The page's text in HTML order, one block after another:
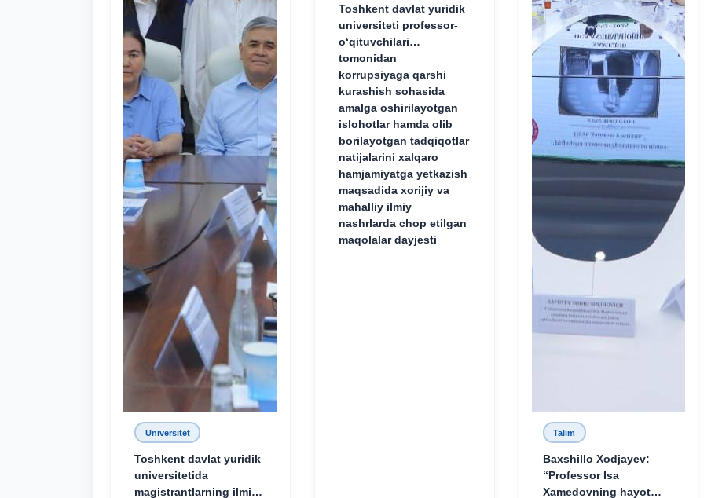
Universitet
Toshkent davlat yuridik
universitetida
magistrantlarning ilmiy-
Toshkent davlat yuridik
universiteti professor-
o‘qituvchilari
tomonidan
korrupsiyaga qarshi
kurashish sohasida
amalga oshirilayotgan
islohotlar hamda olib
borilayotgan tadqiqotlar
natijalarini xalqaro
hamjamiyatga yetkazish
maqsadida xorijiy va
mahalliy ilmiy
nashrlarda chop etilgan
maqolalar dayjesti
Talim
Baxshillo Xodjayev:
“Professor Isa
Xamedovning hayot